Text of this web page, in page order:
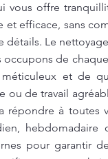
vous offre
efficace, sans
détails. Le
de
et de
ou de travail
à toutes
pour garantir